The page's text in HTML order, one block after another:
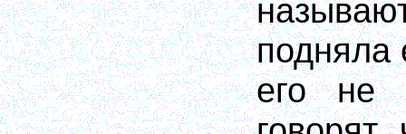
подняла
его не